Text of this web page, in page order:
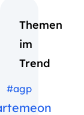
Themen
im
Trend
#agp